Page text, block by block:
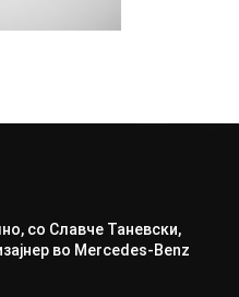
со Славче Таневски,
во Mercedes-Benz